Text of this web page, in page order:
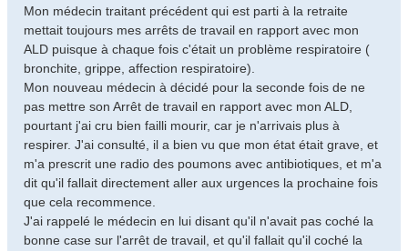
Mon médecin traitant précédent qui est parti à la retraite
mettait toujours mes arrêts de travail en rapport avec mon
ALD puisque à chaque fois c'était un problème respiratoire (
bronchite, grippe, affection respiratoire).
Mon nouveau médecin à décidé pour la seconde fois de ne
pas mettre son Arrêt de travail en rapport avec mon ALD,
pourtant j'ai cru bien failli mourir, car je n'arrivais plus à
respirer. J'ai consulté, il a bien vu que mon état était grave, et
m'a prescrit une radio des poumons avec antibiotiques, et m'a
dit qu'il fallait directement aller aux urgences la prochaine fois
que cela recommence.
J'ai rappelé le médecin en lui disant qu'il n'avait pas coché la
bonne case sur l'arrêt de travail, et qu'il fallait qu'il coché la